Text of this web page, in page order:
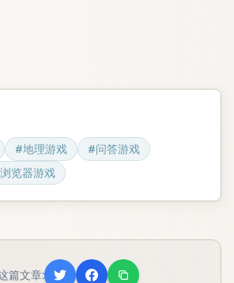
#地理游戏 #问答游戏
浏览器游戏
篇文章: